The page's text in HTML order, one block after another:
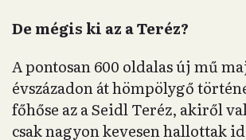
De mégis ki az a Teréz?
A pontosan 600 oldalas új mű
évszázadon át hömpölygő
főhőse az a Seidl Teréz, akiről
csak nagyon kevesen hallottak